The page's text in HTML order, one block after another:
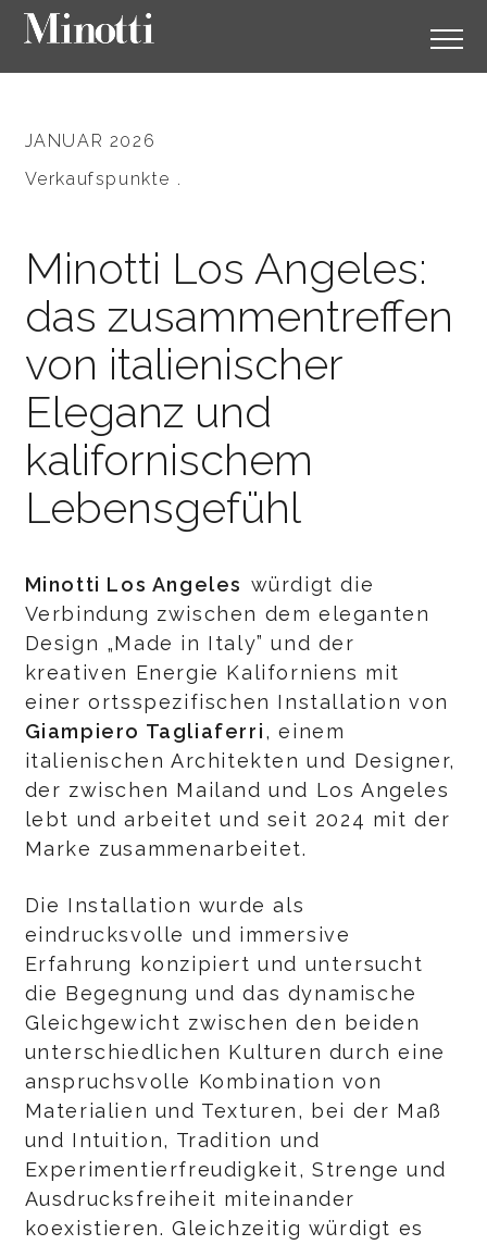
JANUAR 2026
Verkaufspunkte .
Minotti Los Angeles:
das zusammentreffen
von italienischer
Eleganz und
kalifornischem
Lebensgefühl
Minotti Los Angeles würdigt die
Verbindung zwischen dem eleganten
Design „Made in Italy” und der
kreativen Energie Kaliforniens mit
einer ortsspezifischen Installation von
Giampiero Tagliaferri, einem
italienischen Architekten und Designer,
der zwischen Mailand und Los Angeles
lebt und arbeitet und seit 2024 mit der
Marke zusammenarbeitet.
Die Installation wurde als
eindrucksvolle und immersive
Erfahrung konzipiert und untersucht
die Begegnung und das dynamische
Gleichgewicht zwischen den beiden
unterschiedlichen Kulturen durch eine
anspruchsvolle Kombination von
Materialien und Texturen, bei der Maß
und Intuition, Tradition und
Experimentierfreudigkeit, Strenge und
Ausdrucksfreiheit miteinander
koexistieren. Gleichzeitig würdigt es